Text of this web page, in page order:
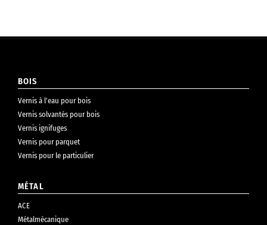
BOIS
Vernis à l’eau pour bois
Vernis solvantés pour bois
Vernis ignifuges
Vernis pour parquet
Vernis pour le particulier
MÉTAL
ACE
Métalmécanique